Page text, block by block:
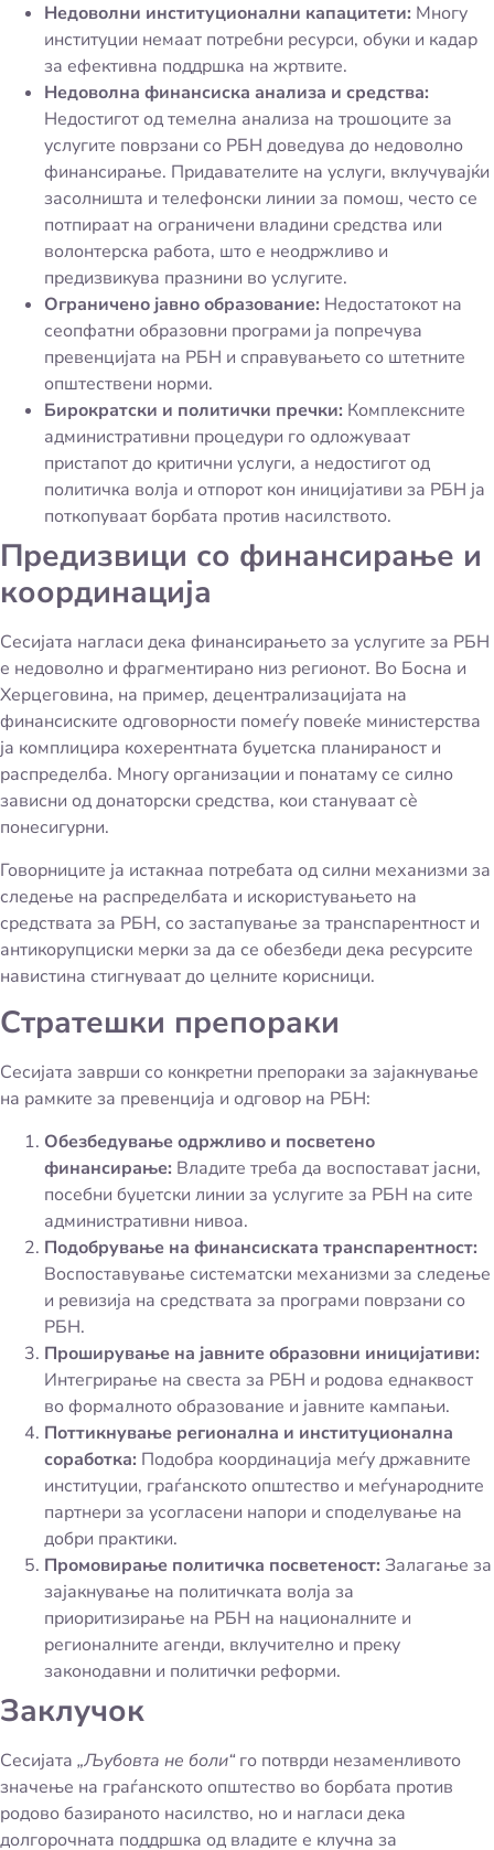
Недоволни институционални капацитети: Многу
институции немаат потребни ресурси, обуки и кадар
за ефективна поддршка на жртвите.
Недоволна финансиска анализа и средства:
Недостигот од темелна анализа на трошоците за
услугите поврзани со РБН доведува до недоволно
финансирање. Придавателите на услуги, вклучувајќи
засолништа и телефонски линии за помош, често се
потпираат на ограничени владини средства или
волонтерска работа, што е неодржливо и
предизвикува празнини во услугите.
Ограничено јавно образование: Недостатокот на
сеопфатни образовни програми ја попречува
превенцијата на РБН и справувањето со штетните
општествени норми.
Бирократски и политички пречки: Комплексните
административни процедури го одложуваат
пристапот до критични услуги, а недостигот од
политичка волја и отпорот кон иницијативи за РБН ја
поткопуваат борбата против насилството.
Предизвици со финансирање и
координација
Сесијата нагласи дека финансирањето за услугите за РБН
е недоволно и фрагментирано низ регионот. Во Босна и
Херцеговина, на пример, децентрализацијата на
финансиските одговорности помеѓу повеќе министерства
ја комплицира кохерентната буџетска планираност и
распределба. Многу организации и понатаму се силно
зависни од донаторски средства, кои стануваат сè
понесигурни.
Говорниците ја истакнаа потребата од силни механизми за
следење на распределбата и искористувањето на
средствата за РБН, со застапување за транспарентност и
антикорупциски мерки за да се обезбеди дека ресурсите
навистина стигнуваат до целните корисници.
Стратешки препораки
Сесијата заврши со конкретни препораки за зајакнување
на рамките за превенција и одговор на РБН:
Обезбедување одржливо и посветено
финансирање: Владите треба да воспостават јасни,
посебни буџетски линии за услугите за РБН на сите
административни нивоа.
Подобрување на финансиската транспарентност:
Воспоставување систематски механизми за следење
и ревизија на средствата за програми поврзани со
РБН.
Проширување на јавните образовни иницијативи:
Интегрирање на свеста за РБН и родова еднаквост
во формалното образование и јавните кампањи.
Поттикнување регионална и институционална
соработка: Подобра координација меѓу државните
институции, граѓанското општество и меѓународните
партнери за усогласени напори и споделување на
добри практики.
Промовирање политичка посветеност: Залагање за
зајакнување на политичката волја за
приоритизирање на РБН на националните и
регионалните агенди, вклучително и преку
законодавни и политички реформи.
Заклучок
Сесијата „Љубовта не боли“ го потврди незаменливото
значење на граѓанското општество во борбата против
родово базираното насилство, но и нагласи дека
долгорочната поддршка од владите е клучна за